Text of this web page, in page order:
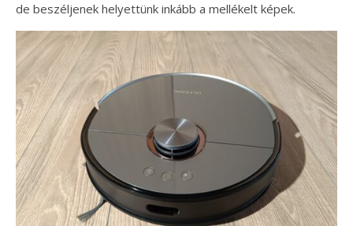
de beszéljenek helyettünk inkább a mellékelt képek.